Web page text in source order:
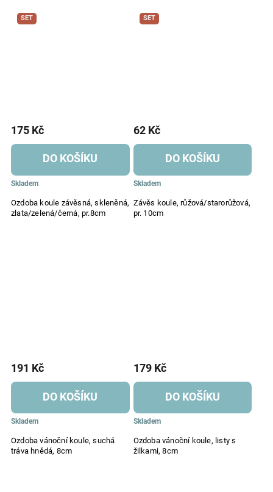
SET
Ozdoba koule závěsná, skleněná,
zlata/zelená/černá, pr.8cm
Skladem
175 Kč
DO KOŠÍKU
SET
Závěs koule, růžová/starorůžová,
pr. 10cm
Skladem
62 Kč
DO KOŠÍKU
Ozdoba vánoční koule, suchá
tráva hnědá, 8cm
Skladem
191 Kč
DO KOŠÍKU
Ozdoba vánoční koule, listy s
žilkami, 8cm
Skladem
179 Kč
DO KOŠÍKU